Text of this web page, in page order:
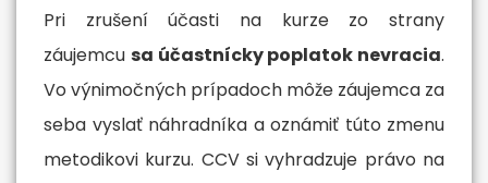
Pri zrušení účasti na kurze zo strany
záujemcu sa účastnícky poplatok nevracia.
Vo výnimočných prípadoch môže záujemca za
seba vyslať náhradníka a oznámiť túto zmenu
metodikovi kurzu. CCV si vyhradzuje právo na